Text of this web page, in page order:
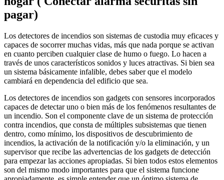
pagar)
Los detectores de incendios son sistemas de custodia muy eficaces y
capaces de socorrer muchas vidas, más que nada porque se activan
en cuanto perciben cualquier clase de humo o fuego. Lo hacen a
través de unos característicos sonidos y luces atractivas. Si bien sea
un sistema básicamente infalible, debes saber que el modelo
cambiará en dependencia del edificio que sea.
Los detectores de incendios son gadgets con sensores incorporados
capaces de detectar uno o bien más de los fenómenos resultantes de
un incendio. Son el componente clave de un sistema de protección
contra incendios, que consta de múltiples subsistemas que tienen
dentro, como mínimo, los dispositivos de descubrimiento de
incendios, la activación de la notificación y/o la eliminación, y un
supervisor que recibe las advertencias de los gadgets de detección
para empezar las acciones apropiadas. Si bien todos estos elementos
son del mismo modo importantes para que el sistema funcione